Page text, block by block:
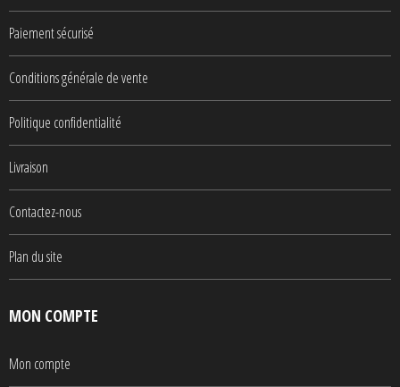
Paiement sécurisé
Conditions générale de vente
Politique confidentialité
Livraison
Contactez-nous
Plan du site
MON COMPTE
Mon compte